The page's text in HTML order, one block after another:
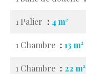
1 Palier 4 m²
1 Chambre 13 m²
1 Chambre 22 m²